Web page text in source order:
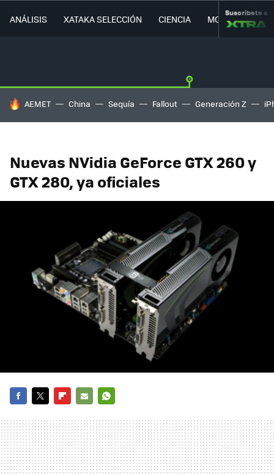
ANÁLISIS XATAKA SELECCIÓN CIENCIA MOVILIDAD
Suscríbete a
HOY SE HABLA DE
AEMET China Sequía Fallout Generación Z
Nuevas NVidia GeForce GTX 260 y
GTX 280, ya oficiales
MAIL